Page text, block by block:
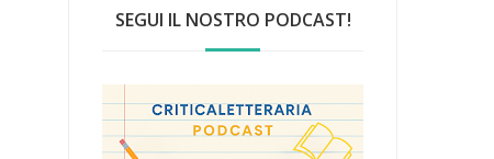
SEGUI IL NOSTRO PODCAST!